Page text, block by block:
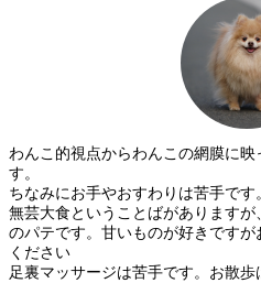
わんこ的視点からわんこの網膜に映
す。
ちなみにお手やおすわりは苦手です
無芸大食ということばがあります
のパテです。甘いものが好きです
ください
足裏マッサージは苦手です。お散歩